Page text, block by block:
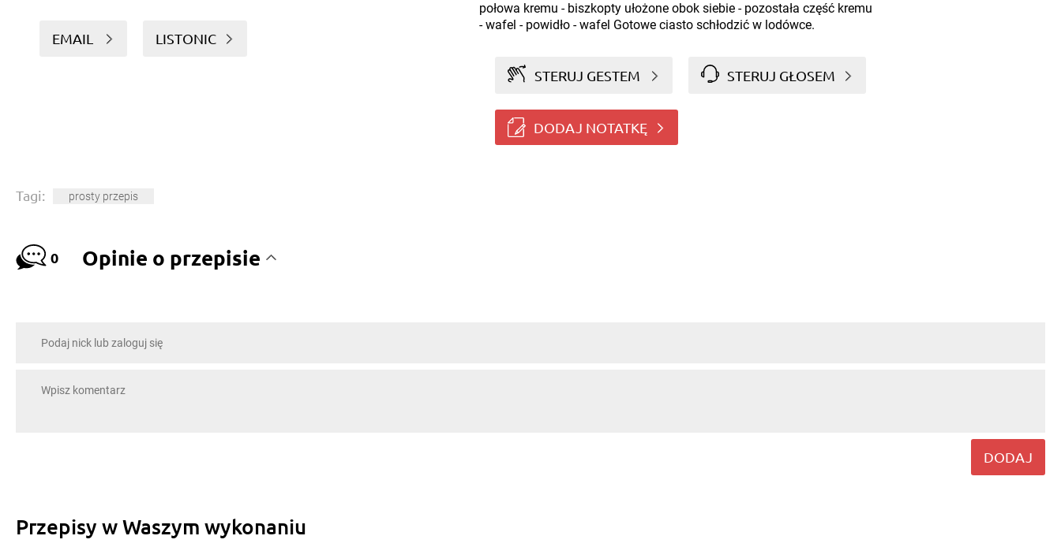
EMAIL LISTONIC
połowa kremu - biszkopty ułożone obok siebie - pozostała część kremu
- wafel - powidło - wafel Gotowe ciasto schłodzić w lodówce.
STERUJ GESTEM STERUJ GŁOSEM
DODAJ NOTATKĘ
Tagi: prosty przepis
0 Opinie o przepisie
DODAJ
Przepisy w Waszym wykonaniu